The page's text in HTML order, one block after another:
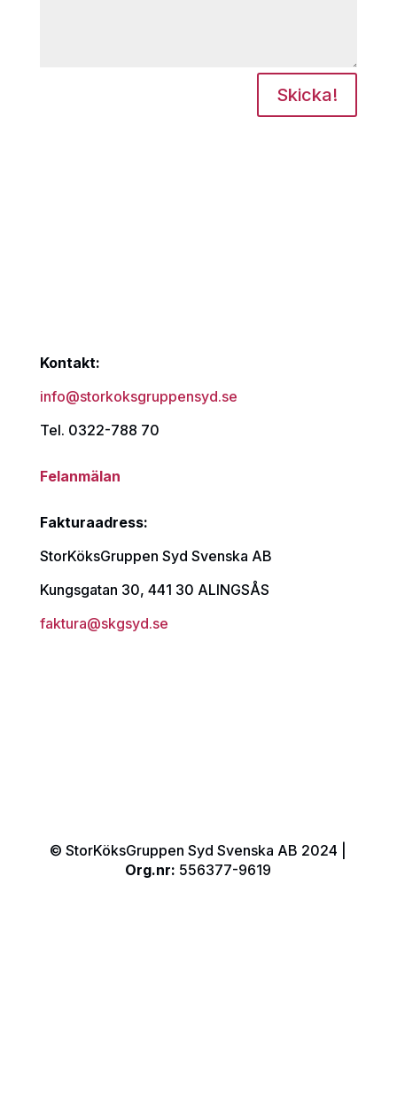
Skicka!
Kontakt:
info@storkoksgruppensyd.se
Tel. 0322-788 70
Felanmälan
Fakturaadress:
StorKöksGruppen Syd Svenska AB
Kungsgatan 30, 441 30 ALINGSÅS
faktura@skgsyd.se
© StorKöksGruppen Syd Svenska AB 2024 |
Org.nr: 556377-9619